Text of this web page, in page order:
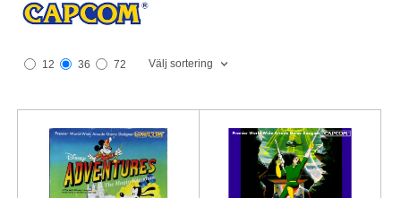
12 36 72 Välj sortering